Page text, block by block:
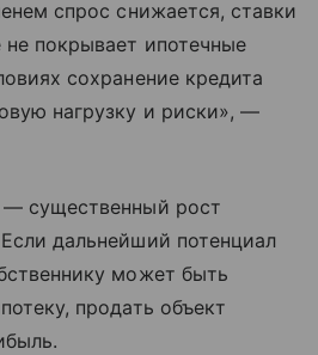
спрос снижается, ставки
покрывает ипотечные
сохранение кредита
нагрузку и риски», —
— существенный рост
дальнейший потенциал
может быть
продать объект